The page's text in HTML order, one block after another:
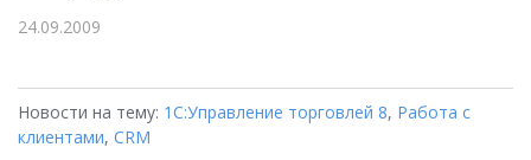
24.09.2009
Новости на тему: 1С:Управление торговлей 8, Работа с
клиентами, CRM